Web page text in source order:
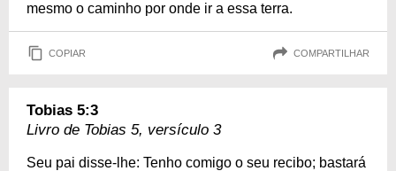
mesmo o caminho por onde ir a essa terra.
COPIAR COMPARTILHAR
Tobias 5:3
Livro de Tobias 5, versículo 3
Seu pai disse-lhe: Tenho comigo o seu recibo; bastará